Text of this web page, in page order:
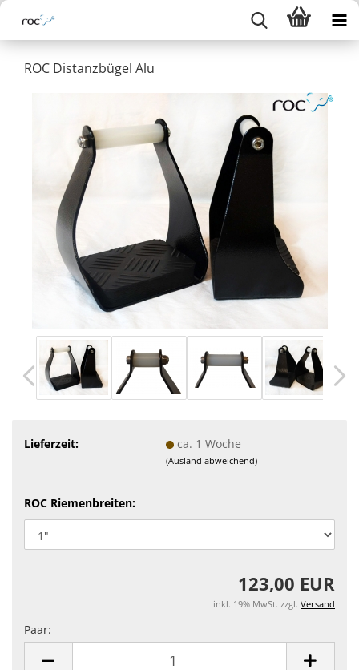
ROC Distanzbügel Alu
Lieferzeit: ca. 1 Woche
(Ausland abweichend)
ROC Riemenbreiten:
123,00 EUR
inkl. 19% MwSt. zzgl. Versand
Paar: